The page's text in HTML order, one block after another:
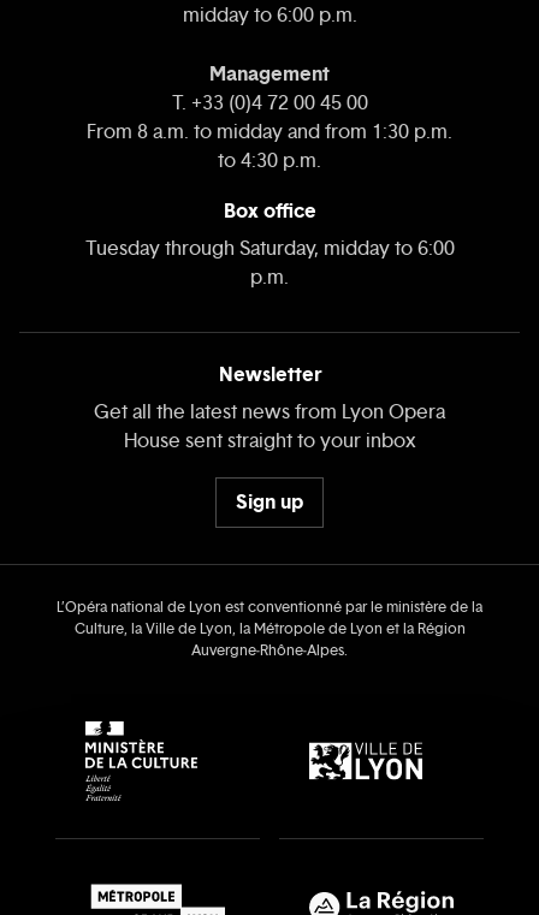
midday to 6:00 p.m.
Management
T. +33 (0)4 72 00 45 00
From 8 a.m. to midday and from 1:30 p.m.
to 4:30 p.m.
Box office
Tuesday through Saturday, midday to 6:00
p.m.
Newsletter
Get all the latest news from Lyon Opera
House sent straight to your inbox
Sign up
L’Opéra national de Lyon est conventionné par le ministère de la
Culture, la Ville de Lyon, la Métropole de Lyon et la Région
Auvergne‑Rhône‑Alpes.